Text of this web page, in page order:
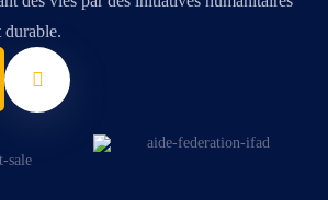
durable.